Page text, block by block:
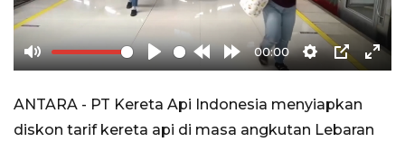
Mute Play
Rewind
10s
Forward
10s
00:00
Settings
PIP
ANTARA - PT Kereta Api Indonesia menyiapkan
diskon tarif kereta api di masa angkutan Lebaran